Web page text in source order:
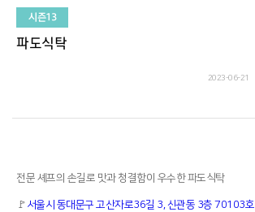
시즌13
파도식탁
2023-06-21
전문 셰프의 손길로 맛과 청결함이 우수한 파도식탁
🚩 서울시 동대문구 고산자로36길 3, 신관동 3층 70103호